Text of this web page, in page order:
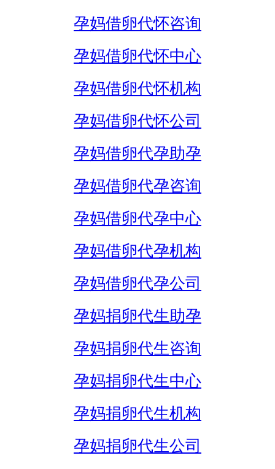
孕妈借卵代怀咨询
孕妈借卵代怀中心
孕妈借卵代怀机构
孕妈借卵代怀公司
孕妈借卵代孕助孕
孕妈借卵代孕咨询
孕妈借卵代孕中心
孕妈借卵代孕机构
孕妈借卵代孕公司
孕妈捐卵代生助孕
孕妈捐卵代生咨询
孕妈捐卵代生中心
孕妈捐卵代生机构
孕妈捐卵代生公司